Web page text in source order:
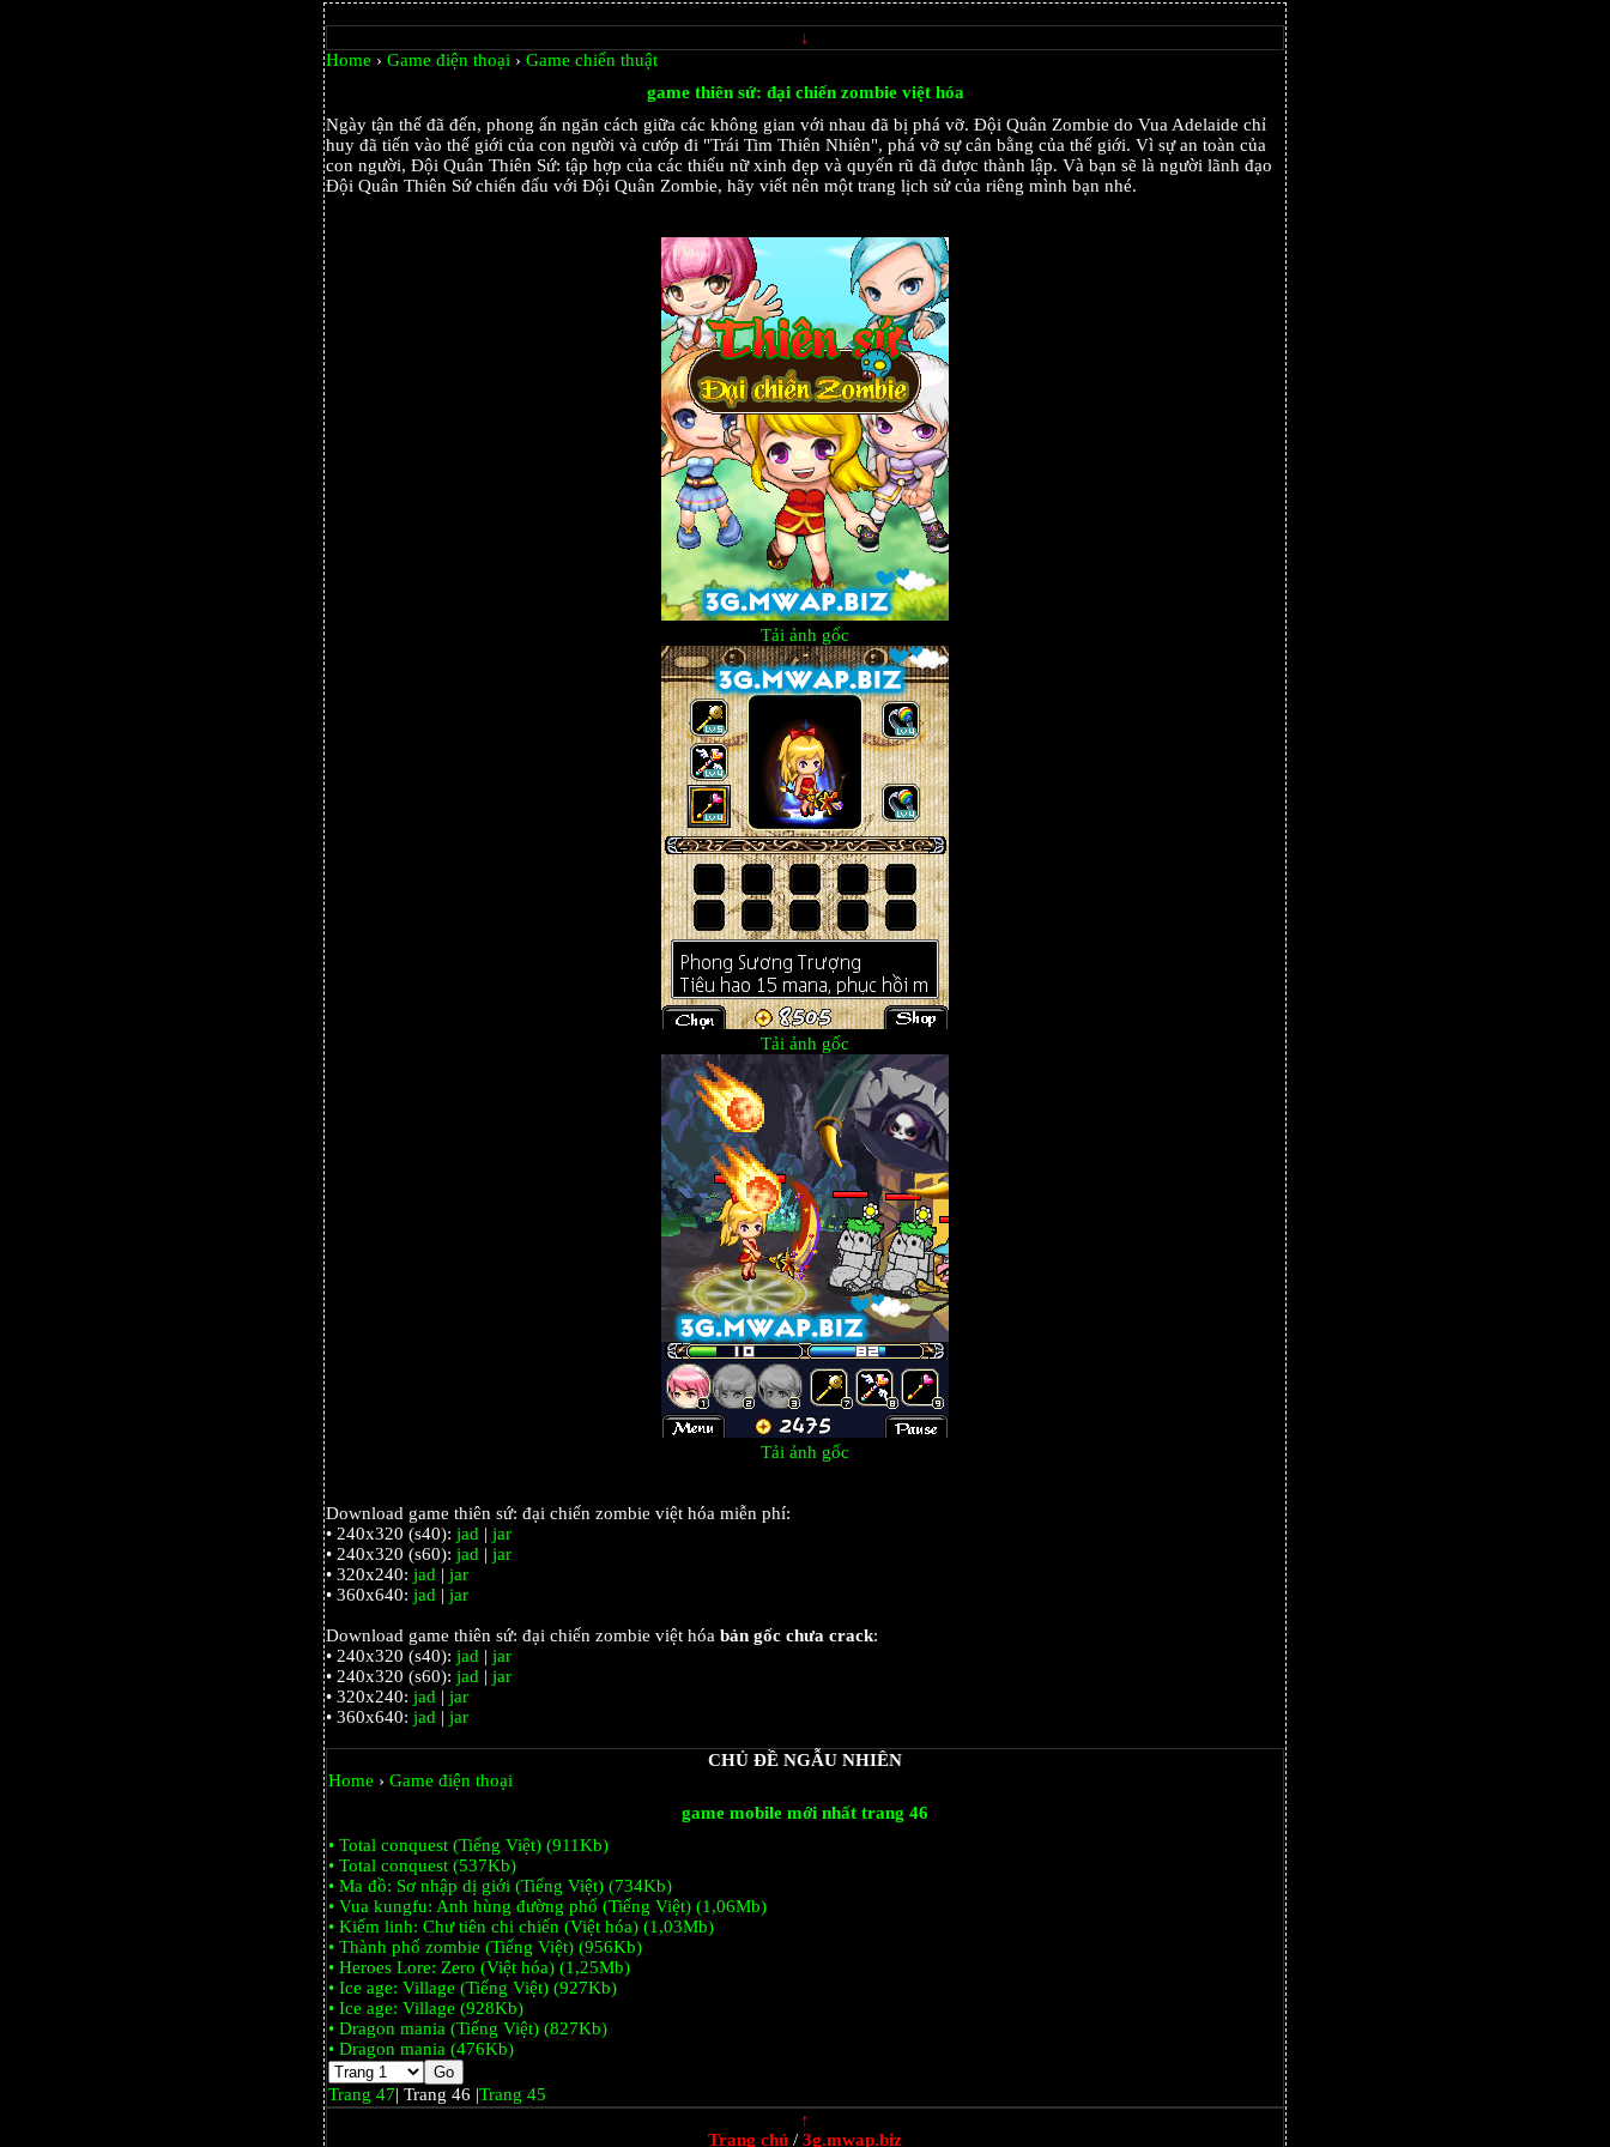
↓
Home › Game điện thoại › Game chiến thuật
game thiên sứ: đại chiến zombie việt hóa
Ngày tận thế đã đến, phong ấn ngăn cách giữa các không gian với nhau đã bị phá vỡ. Đội Quân Zombie do Vua Adelaide chỉ
huy đã tiến vào thế giới của con người và cướp đi "Trái Tim Thiên Nhiên", phá vỡ sự cân bằng của thế giới. Vì sự an toàn của
con người, Đội Quân Thiên Sứ: tập hợp của các thiếu nữ xinh đẹp và quyến rũ đã được thành lập. Và bạn sẽ là người lãnh đạo
Đội Quân Thiên Sứ chiến đấu với Đội Quân Zombie, hãy viết nên một trang lịch sử của riêng mình bạn nhé.
Tải ảnh gốc
Tải ảnh gốc
Tải ảnh gốc
Download game thiên sứ: đại chiến zombie việt hóa miễn phí:
• 240x320 (s40): jad | jar
• 240x320 (s60): jad | jar
• 320x240: jad | jar
• 360x640: jad | jar
Download game thiên sứ: đại chiến zombie việt hóa bản gốc chưa crack:
• 240x320 (s40): jad | jar
• 240x320 (s60): jad | jar
• 320x240: jad | jar
• 360x640: jad | jar
CHỦ ĐỀ NGẪU NHIÊN
Home › Game điện thoại
game mobile mới nhất trang 46
• Total conquest (Tiếng Việt) (911Kb)
• Total conquest (537Kb)
• Ma đồ: Sơ nhập dị giới (Tiếng Việt) (734Kb)
• Vua kungfu: Anh hùng đường phố (Tiếng Việt) (1,06Mb)
• Kiếm linh: Chư tiên chi chiến (Việt hóa) (1,03Mb)
• Thành phố zombie (Tiếng Việt) (956Kb)
• Heroes Lore: Zero (Việt hóa) (1,25Mb)
• Ice age: Village (Tiếng Việt) (927Kb)
• Ice age: Village (928Kb)
• Dragon mania (Tiếng Việt) (827Kb)
• Dragon mania (476Kb)
Trang 47| Trang 46 |Trang 45
↑
Trang chủ / 3g.mwap.biz